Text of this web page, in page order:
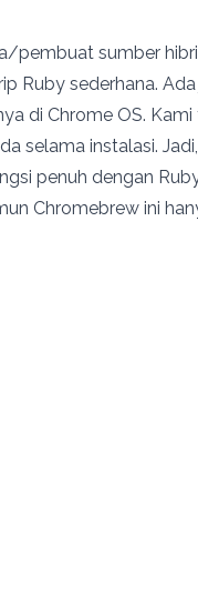
pembuat sumber
Ruby sederhana.
di Chrome OS.
selama instalasi.
penuh dengan
Chromebrew ini